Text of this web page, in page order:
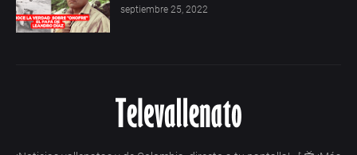
septiembre 25, 2022